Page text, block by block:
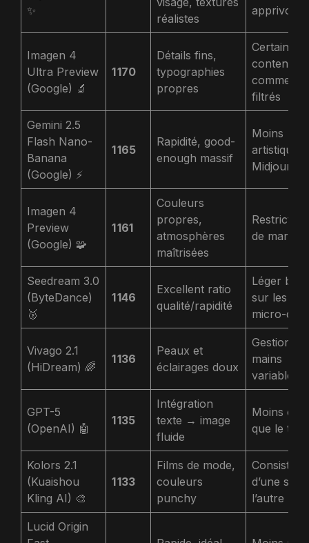
✨
réalistes
Imagen 4
Ultra Preview
(Google) 🔬
1 170
Détails fins,
typographies
propres
Certains
contenus
filtrés
Gemini 2.5
Flash Nano-
Banana
(Google) ⚡
1 165
Rapidité, good-
enough massif
Moins
artistique
Imagen 4
Preview
(Google) 🧩
1 161
Couleurs
propres,
atmosphères
maîtrisées
de marque
Seedream 3.0
(ByteDance)
🥈
1 146
Excellent ratio
qualité/rapidité
Léger bruit
sur les
micro-
Vivago 2.1
(HiDream) 🌈
1 136
Peaux et
éclairages doux
Gestion
mains
variable
GPT-5
(OpenAI) 🤖
1 135
Intégration
texte → image
fluide
Moins
que le top
Kolors 2.1
(Kuaishou
Kling AI) 🎨
1 133
Films de mode,
couleurs
punchy
d’une
l’autre
Lucid Origin